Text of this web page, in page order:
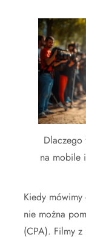
Dlaczego
na mobile
Kiedy
nie można
(CPA). Filmy